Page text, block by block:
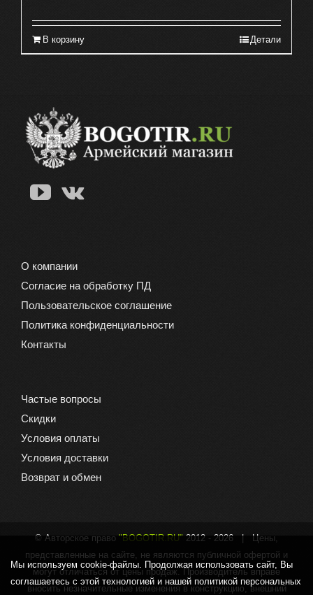
В корзину Детали
О компании
Согласие на обработку ПД
Пользовательское соглашение
Политика конфиденциальности
Контакты
Частые вопросы
Скидки
Условия оплаты
Условия доставки
Возврат и обмен
© Авторское право "BOGOTIR.RU" 2012 - 2026 | Цены,
представленные на сайте, не являются публичной офертой и
могут отличаться от цены продаж. Производитель вправе
вносить незначительные изменения в конструкцию, внешний
Мы используем cookie-файлы. Продолжая использовать сайт, Вы
соглашаетесь с этой технологией и нашей политикой персональных